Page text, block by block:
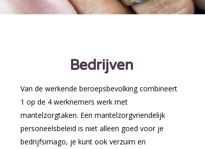
Bedrijven
Van de werkende beroepsbevolking combineert
1 op de 4 werknemers werk met
mantelzorgtaken. Een mantelzorgvriendelijk
personeelsbeleid is niet alleen goed voor je
bedrijfsimago, je kunt ook verzuim en